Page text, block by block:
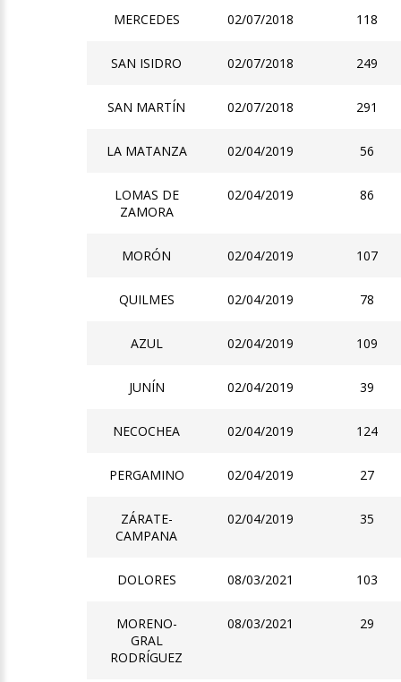
MERCEDES 02/07/2018 118
SAN ISIDRO 02/07/2018 249
SAN MARTÍN 02/07/2018 291
LA MATANZA 02/04/2019 56
LOMAS DE
ZAMORA
02/04/2019 86
MORÓN 02/04/2019 107
QUILMES 02/04/2019 78
AZUL 02/04/2019 109
JUNÍN 02/04/2019 39
NECOCHEA 02/04/2019 124
PERGAMINO 02/04/2019 27
ZÁRATE-
CAMPANA
02/04/2019 35
DOLORES 08/03/2021 103
MORENO-
GRAL
RODRÍGUEZ
08/03/2021 29